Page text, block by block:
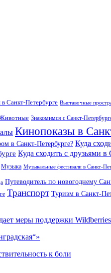
Санкт-Петербурге Выставочные
Знакомимся с Санкт-
Кинопоказы в
в Санкт-Петербурге? Куда
Куда сходить с друзьями в
Музыка Музыкальные фестивали в Санкт-
Путеводитель по новогоднему
Транспорт Туризм в Санкт-
меры поддержки Wildberries
к боли